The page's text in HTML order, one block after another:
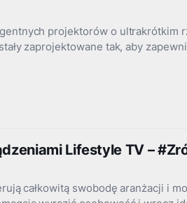
projektorów o ultrakrótkim
zaprojektowane tak, aby
Lifestyle TV –
całkowitą swobodę aranżacji i